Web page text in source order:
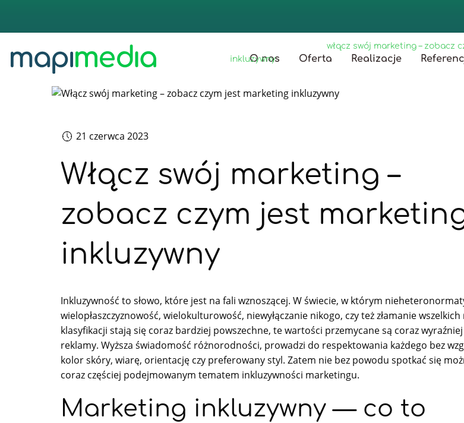
O nas Oferta Realizacje
włącz swój marketing – zobacz
inkluzywny
21 czerwca 2023
Włącz swój marketing –
zobacz czym jest
inkluzywny
Inkluzywność to słowo, które jest na fali wznoszącej. W świecie, w którym
wielopłaszczyznowość, wielokulturowość, niewyłączanie nikogo, czy też złamanie wszelkich
klasyfikacji stają się coraz bardziej powszechne, te wartości przemycane są coraz
reklamy. Wyższa świadomość różnorodności, prowadzi do respektowania każdego bez
kolor skóry, wiarę, orientację czy preferowany styl. Zatem nie bez powodu spotkać się
coraz częściej podejmowanym tematem inkluzywności marketingu.
Marketing inkluzywny — co to